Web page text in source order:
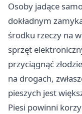
Osoby jadące
dokładnym
środku rzeczy na
sprzęt
przyciągnąć
na drogach,
pieszych jest
Piesi powinni